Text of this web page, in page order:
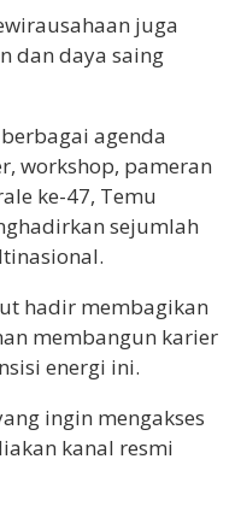
juga
dan daya saing
agenda
workshop, pameran
ke-47, Temu
sejumlah
hadir membagikan
membangun karier
energi ini.
ingin mengakses
kanal resmi